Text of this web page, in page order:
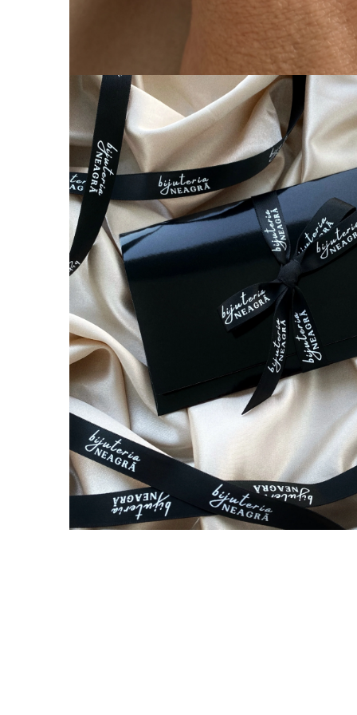
Lănțișoare cu Pietre Naturale
Lănțișoare Argint Diverse
COLIERE CU PERLE
Coliere cu Perle Naturale
Coliere cu Perle Preciosa
COLIERE ȘNUR REGLABIL
Coliere cu Inimioare
Coliere cu Cruce
Coliere cu Stea
Coliere cu Soare
Coliere cu Semilună
Coliere cu Zodii
Coliere cu Flori
Coliere cu Animale
Coliere cu Molecule
Coliere Diverse
BRĂȚĂRI CU ȘNUR REGLABIL
Brățări din Aur cu șnur reglabil
Brățări din Argint cu șnur reglabil
BRĂȚĂRI CU PIETRE SEMIPREȚIOASE
Brățări din Aur cu pietre